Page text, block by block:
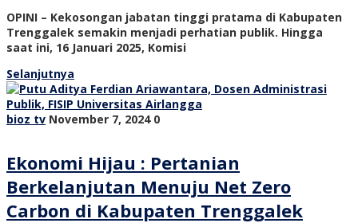
OPINI – Kekosongan jabatan tinggi pratama di Kabupaten
Trenggalek semakin menjadi perhatian publik. Hingga
saat ini, 16 Januari 2025, Komisi
Selanjutnya
bioz tv November 7, 2024 0
Ekonomi Hijau : Pertanian
Berkelanjutan Menuju Net Zero
Carbon di Kabupaten Trenggalek